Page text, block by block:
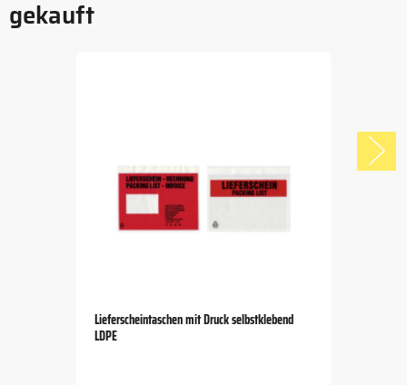
gekauft
Lieferscheintaschen mit Druck selbstklebend
LDPE